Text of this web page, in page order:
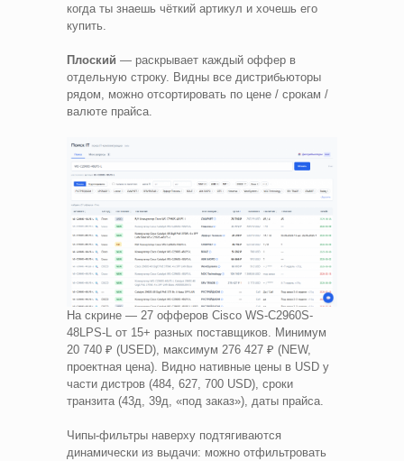
когда ты знаешь чёткий артикул и хочешь его
купить.
Плоский — раскрывает каждый оффер в
отдельную строку. Видны все дистрибьюторы
рядом, можно отсортировать по цене / срокам /
валюте прайса.
На скрине — 27 офферов Cisco WS-C2960S-
48LPS-L от 15+ разных поставщиков. Минимум
20 740 ₽ (USED), максимум 276 427 ₽ (NEW,
проектная цена). Видно нативные цены в USD у
части дистров (484, 627, 700 USD), сроки
транзита (43д, 39д, «под заказ»), даты прайса.
Чипы-фильтры наверху подтягиваются
динамически из выдачи: можно отфильтровать